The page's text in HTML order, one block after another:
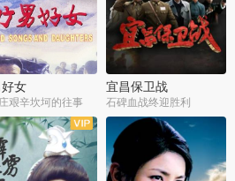
女
艰辛坎坷的往事
宜昌保卫战
石碑血战终迎胜利
全25集